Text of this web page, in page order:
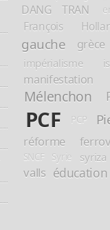
DANG TRAN
François
gauche
grèce
impérialisme
manifestation
Mélenchon
PCF PCP
réforme
SNCF Syrie syriza
valls